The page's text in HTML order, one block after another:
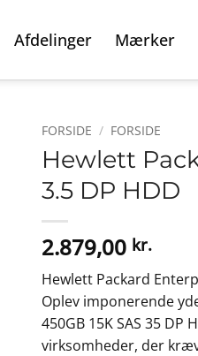
Afdelinger Mærker
FORSIDE / FORSIDE
Hewlett
3.5 DP HDD
2.879,00 kr.
Hewlett Packard
Oplev imponerende
450GB 15K SAS 35
virksomheder, der